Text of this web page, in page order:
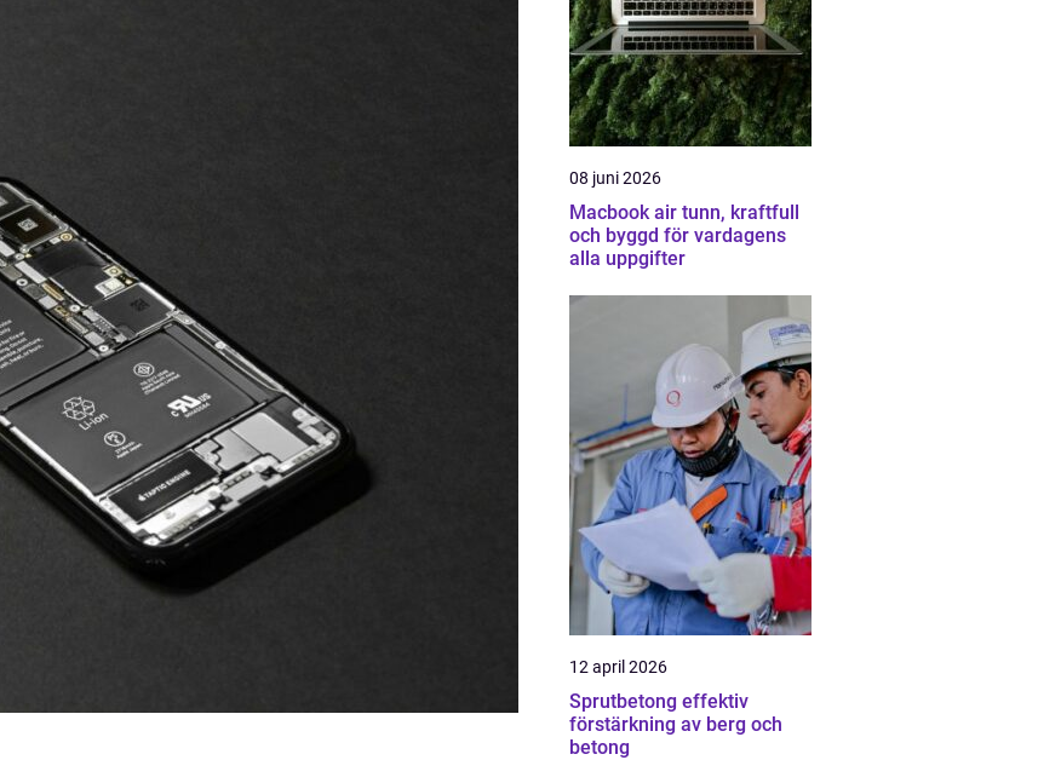
08 juni 2026
Macbook air tunn, kraftfull
och byggd för vardagens
alla uppgifter
12 april 2026
Sprutbetong effektiv
förstärkning av berg och
betong